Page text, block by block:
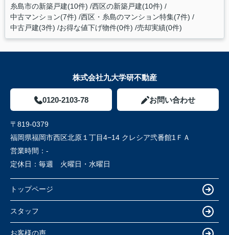
糸島市の新築戸建(10件) 西区の新築戸建(10件)
中古マンション(7件) 西区・糸島のマンション特集(7件)
中古戸建(3件) お得な値下げ物件(0件) 売却実績(0件)
株式会社九大学研不動産
0120-2103-78 お問い合わせ
〒819-0379
福岡県福岡市西区北原１丁目4−14 クレシア弐番館1ＦＡ
営業時間： -
定休日： 毎週 火曜日・水曜日
トップページ
スタッフ
お客様の声